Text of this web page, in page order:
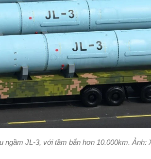
ngầm JL-3, với tầm bắn hơn 10.000km. Ảnh: